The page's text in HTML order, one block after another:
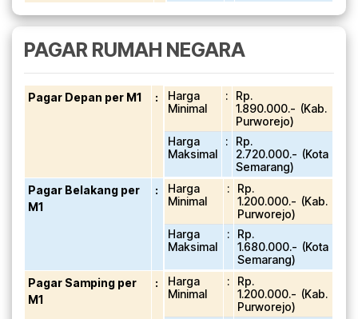
PAGAR RUMAH NEGARA
Pagar Depan per M1 :
Harga
Minimal
:
Rp.
1.890.000.- (Kab.
Purworejo)
Harga
Maksimal
:
Rp.
2.720.000.- (Kota
Semarang)
Pagar Belakang per
M1
:
Harga
Minimal
:
Rp.
1.200.000.- (Kab.
Purworejo)
Harga
Maksimal
:
Rp.
1.680.000.- (Kota
Semarang)
Pagar Samping per
M1
:
Harga
Minimal
:
Rp.
1.200.000.- (Kab.
Purworejo)